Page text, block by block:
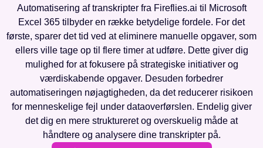
Automatisering af transkripter fra Fireflies.ai til Microsoft
Excel 365 tilbyder en række betydelige fordele. For det
første, sparer det tid ved at eliminere manuelle opgaver, som
ellers ville tage op til flere timer at udføre. Dette giver dig
mulighed for at fokusere på strategiske initiativer og
værdiskabende opgaver. Desuden forbedrer
automatiseringen nøjagtigheden, da det reducerer risikoen
for menneskelige fejl under dataoverførslen. Endelig giver
det dig en mere struktureret og overskuelig måde at
håndtere og analysere dine transkripter på.